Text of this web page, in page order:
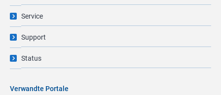
Service
Support
Status
Verwandte Portale